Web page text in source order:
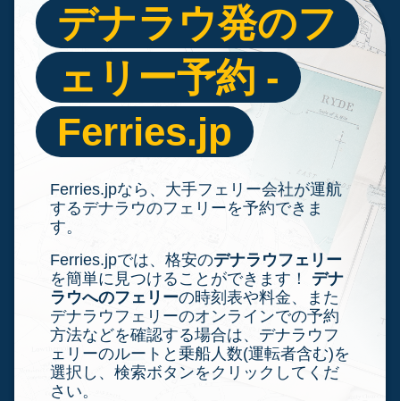
デナラウ発のフ
ェリー予約 -
Ferries.jp
Ferries.jpなら、大手フェリー会社が運航
するデナラウのフェリーを予約できま
す。
Ferries.jpでは、格安のデナラウフェリー
を簡単に見つけることができます！
デナ
ラウへのフェリーの時刻表や料金、また
デナラウフェリーのオンラインでの予約
方法などを確認する場合は、デナラウフ
ェリーのルートと乗船人数(運転者含む)を
選択し、検索ボタンをクリックしてくだ
さい。